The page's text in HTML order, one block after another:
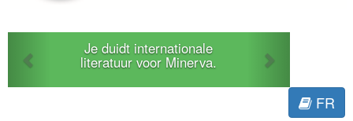
Je duidt internationale
literatuur voor Minerva.
Previous
FR